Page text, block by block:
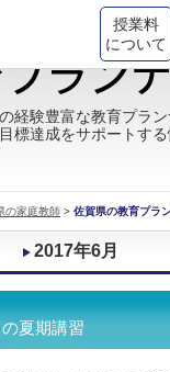
授業料
について
経験豊富な教育プラ
標達成をサポートす
の家庭教師 > 佐賀県の教育プラ
2017年6月
夏期講習